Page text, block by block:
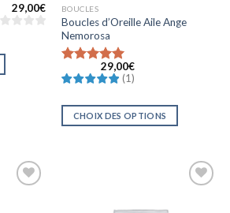
29,00€ BOUCLES
Boucles d’Oreille Aile Ange
Nemorosa
Note
5.0000000000000000
29,00€
(1)
CHOIX DES OPTIONS